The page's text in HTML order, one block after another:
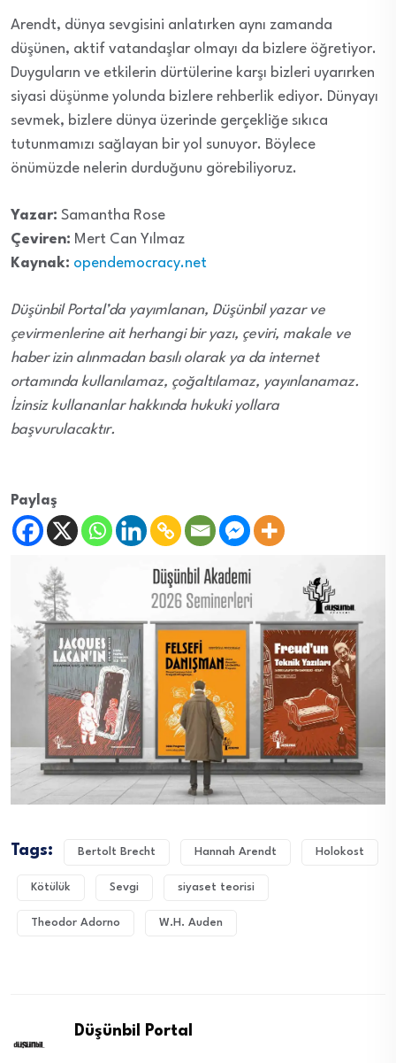
Arendt, dünya sevgisini anlatırken aynı zamanda
düşünen, aktif vatandaşlar olmayı da bizlere öğretiyor.
Duyguların ve etkilerin dürtülerine karşı bizleri uyarırken
siyasi düşünme yolunda bizlere rehberlik ediyor. Dünyayı
sevmek, bizlere dünya üzerinde gerçekliğe sıkıca
tutunmamızı sağlayan bir yol sunuyor. Böylece
önümüzde nelerin durduğunu görebiliyoruz.
Yazar: Samantha Rose
Çeviren: Mert Can Yılmaz
Kaynak: opendemocracy.net
Düşünbil Portal’da yayımlanan, Düşünbil yazar ve
çevirmenlerine ait herhangi bir yazı, çeviri, makale ve
haber izin alınmadan basılı olarak ya da internet
ortamında kullanılamaz, çoğaltılamaz, yayınlanamaz.
İzinsiz kullananlar hakkında hukuki yollara
başvurulacaktır.
Paylaş
Tags: Bertolt Brecht Hannah Arendt Holokost
Kötülük Sevgi siyaset teorisi
Theodor Adorno W.H. Auden
Düşünbil Portal